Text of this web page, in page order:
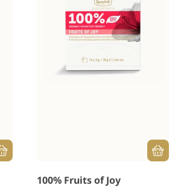
100% Fruits of Joy